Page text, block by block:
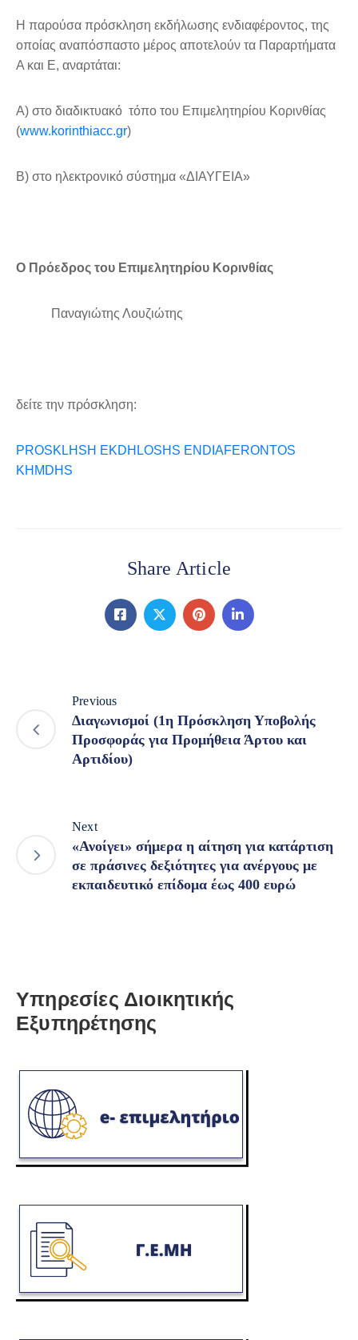
Η παρούσα πρόσκληση εκδήλωσης ενδιαφέροντος, της
οποίας αναπόσπαστο μέρος αποτελούν τα Παραρτήματα
Α και Ε, αναρτάται:
Α) στο διαδικτυακό τόπο του Επιμελητηρίου Κορινθίας
(www.korinthiacc.gr)
Β) στο ηλεκτρονικό σύστημα «ΔΙΑΥΓΕΙΑ»
Ο Πρόεδρος του Επιμελητηρίου Κορινθίας
Παναγιώτης Λουζιώτης
δείτε την πρόσκληση:
PROSKLHSH EKDHLOSHS ENDIAFERONTOS
KHMDHS
Share Article
Previous
Διαγωνισμοί (1η Πρόσκληση Υποβολής
Προσφοράς για Προμήθεια Άρτου και
Αρτιδίου)
Next
«Ανοίγει» σήμερα η αίτηση για κατάρτιση
σε πράσινες δεξιότητες για ανέργους με
εκπαιδευτικό επίδομα έως 400 ευρώ
Υπηρεσίες Διοικητικής
Εξυπηρέτησης